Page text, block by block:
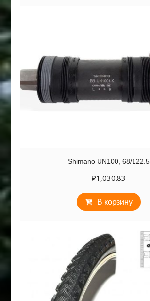
Shimano UN100, 68/122.5
₽1,030.83
В корзину